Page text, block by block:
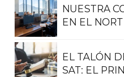
NUESTRA
EN EL
EL TALÓN
SAT: EL